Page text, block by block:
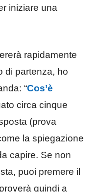
iniziare una
rapidamente
di partenza, ho
“Cos’è
circa cinque
(prova
la spiegazione
capire. Se non
puoi premere il
quindi a